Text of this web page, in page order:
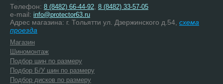
Телефон: 8 (8482) 66-44-92 8 (8482) 33-57-05
e-mail: info@protector63.ru
Адрес магазина: г. Тольятти ул. Дзержинского д.54, схема
проезда
Магазин
Шиномонтаж
Подбор шин по размеру
Подбор Б/У шин по размеру
Подбор дисков по размеру